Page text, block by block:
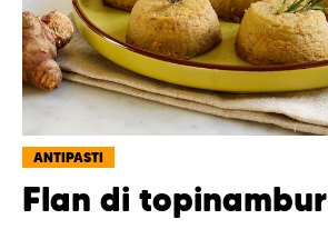
ANTIPASTI
Flan di topinambur